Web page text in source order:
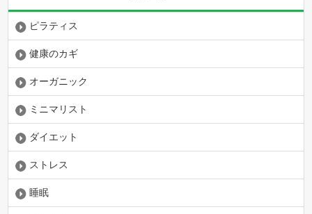
ピラティス
健康のカギ
オーガニック
ミニマリスト
ダイエット
ストレス
睡眠